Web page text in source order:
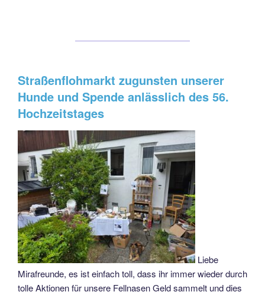
Straßenflohmarkt zugunsten unserer
Hunde und Spende anlässlich des 56.
Hochzeitstages
Liebe
Mirafreunde, es ist einfach toll, dass ihr immer wieder durch
tolle Aktionen für unsere Fellnasen Geld sammelt und dies